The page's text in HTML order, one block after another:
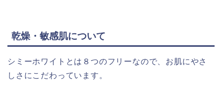
乾燥・敏感肌について
シミーホワイトとは８つのフリーなので、お肌にやさ
しさにこだわっています。